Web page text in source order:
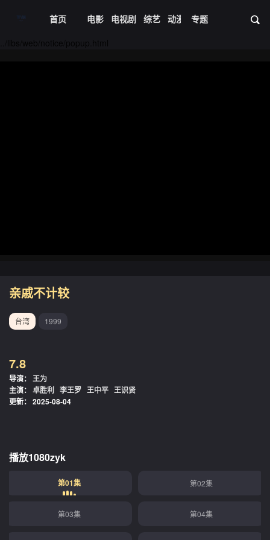
首页 电影 电视剧 综艺 动漫 短剧大全 资
专题
亲戚不计较
台湾 1999
7.8
导演： 王为
主演： 卓胜利 李王罗 王中平 王识贤
更新： 2025-08-04
播放1080zyk
第01集 第02集
第03集 第04集